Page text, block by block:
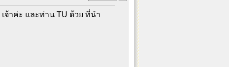
จ้าค่ะ และท่าน TU ด้วย ที่นำ